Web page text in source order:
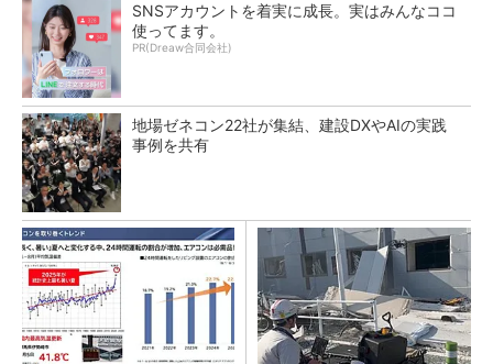
SNSアカウントを着実に成長。実はみんなココ
使ってます。
PR(Dreaw合同会社)
地場ゼネコン22社が集結、建設DXやAIの実践
事例を共有